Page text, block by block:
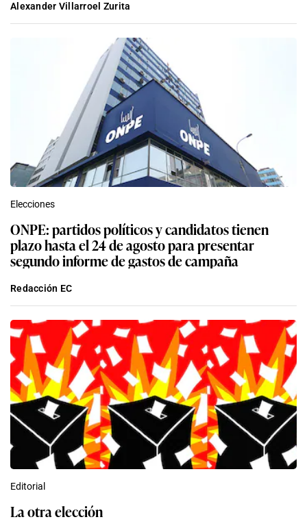
Alexander Villarroel Zurita
Elecciones
ONPE: partidos políticos y candidatos tienen
plazo hasta el 24 de agosto para presentar
segundo informe de gastos de campaña
Redacción EC
Editorial
La otra elección